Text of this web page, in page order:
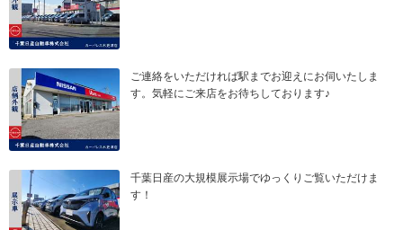
ご連絡をいただければ駅までお迎えにお伺いたしま
す。気軽にご来店をお待ちしております♪
千葉日産の大規模展示場でゆっくりご覧いただけま
す！